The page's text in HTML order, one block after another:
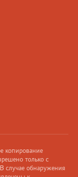
копирование
только с
случае обнаружения